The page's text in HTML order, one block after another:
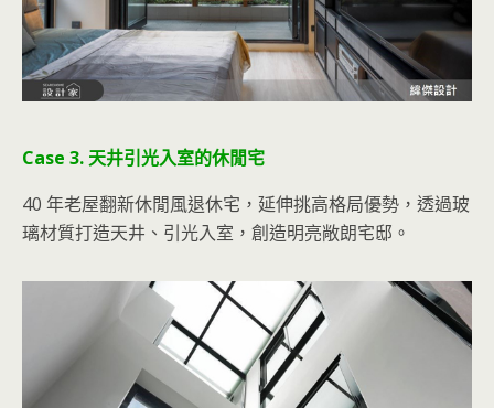
Case 3. 天井引光入室的休閒宅
40 年老屋翻新休閒風退休宅，延伸挑高格局優勢，透過玻
璃材質打造天井、引光入室，創造明亮敞朗宅邸。